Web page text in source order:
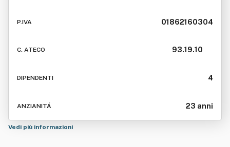
P.IVA 01862160304
C. ATECO 93.19.10
DIPENDENTI 4
ANZIANITÁ 23 anni
Vedi più informazioni